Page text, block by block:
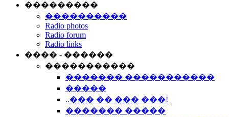
���������
����������
Radio photos
Radio forum
Radio links
���� - ������
�����������
������� �����������
�����
..��� �� ��� ���!
������� �����